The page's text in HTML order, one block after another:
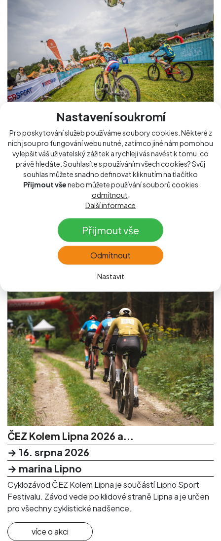
Nastavení soukromí
Pro poskytování služeb používáme soubory cookies. Některé z
nich jsou pro fungování webu nutné, zatímco jiné nám pomohou
vylepšit váš uživatelský zážitek a rychleji vás navést k tomu, co
právě hledáte. Souhlasíte s používáním všech cookies? Svůj
souhlas můžete snadno definovat kliknutím na tlačítko
Přijmout všenebo můžete používání souborů cookies
odmítnout
Další informace
Přijmout vše
Odmítnout
Nastavit
VZP Dětský cyklozávod -...
→ 15. srpna 2026
→ Lipno u lanovek
VZP Dětský cyklozávod na cyklokrosové trati u
lipenských lanovek je součástí Lipno Sport Festivalu.
Závod je určen pro děti všech věkových kategorií.
více o akci
ČEZ Kolem Lipna 2026 a...
→ 16. srpna 2026
→ marina Lipno
Cyklozávod ČEZ Kolem Lipna je součástí Lipno Sport
Festivalu. Závod vede po klidové straně Lipna a je určen
pro všechny cyklistické nadšence.
více o akci